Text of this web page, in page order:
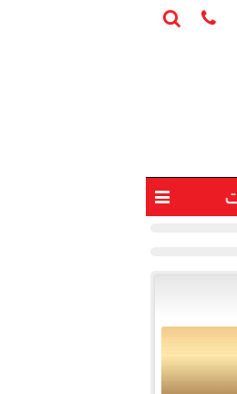


الحرارة المتوقعة
